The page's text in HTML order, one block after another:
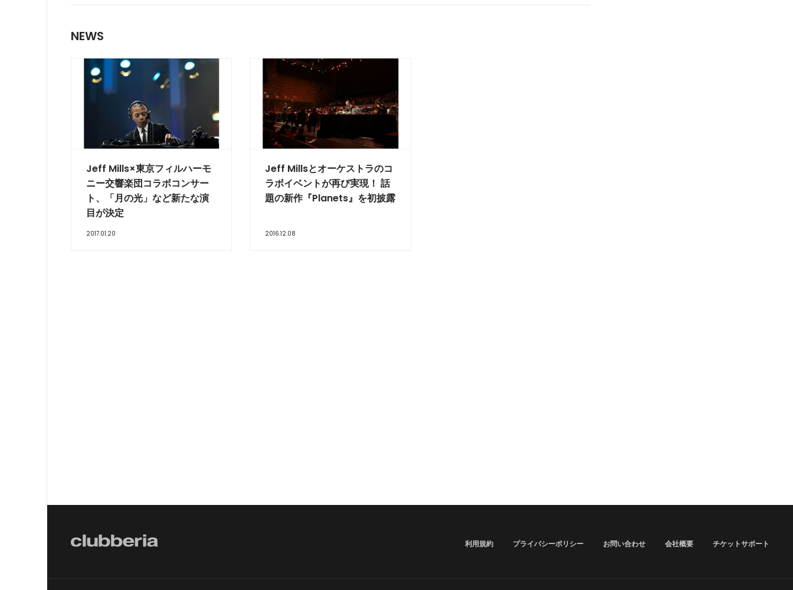
NEWS
Jeff Mills×東京フィルハーモ
ニー交響楽団コラボコンサー
ト、「月の光」など新たな演
目が決定
2017.01.20
Jeff Millsとオーケストラのコ
ラボイベントが再び実現！ 話
題の新作『Planets』を初披露
2016.12.08
利用規約 プライバシーポリシー お問い合わせ 会社概要 チケットサポート